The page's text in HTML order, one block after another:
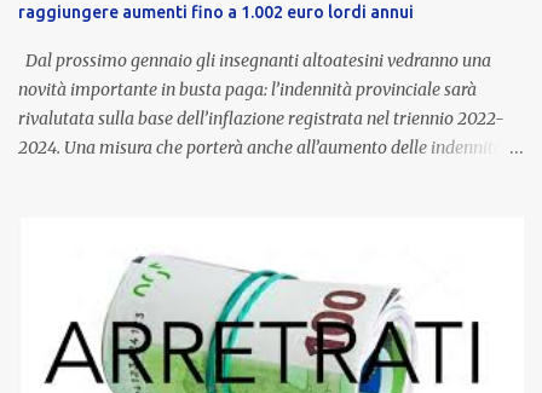
raggiungere aumenti fino a 1.002 euro lordi annui
Dal prossimo gennaio gli insegnanti altoatesini vedranno una
novità importante in busta paga: l’indennità provinciale sarà
rivalutata sulla base dell’inflazione registrata nel triennio 2022-
2024. Una misura che porterà anche all’aumento delle indennità di
dedicato alle donne vittime di violenza di genere, in linea con la
normativa nazionale e con l’obiettivo di offrire maggiore tutela e
supporto in situazioni delicate. L’indennità provinciale per i docenti
è un unicum in Italia: si tratta di una misura esclusiva della
Provincia autonoma di Bolzano, che integra in maniera stabile lo